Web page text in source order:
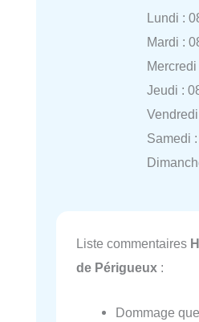
Lundi :
Mardi :
Jeudi :
Samedi
Liste commentaires
de Périgueux :
Dommage